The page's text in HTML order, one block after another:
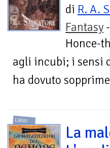
di R. A.
Fantasy
Honce-
agli incubi; i sensi
ha dovuto
LIBRI
La